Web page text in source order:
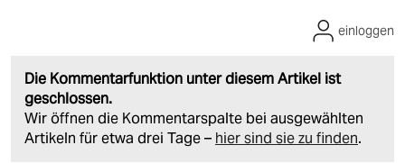
Die Kommentarfunktion unter diesem Artikel ist
geschlossen.
Wir öffnen die Kommentarspalte bei ausgewählten
Artikeln für etwa drei Tage – hier sind sie zu finden.
einloggen